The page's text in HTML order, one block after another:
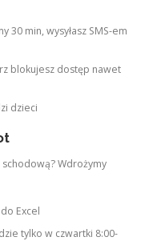
30 min, wysyłasz SMS-em
blokujesz dostęp nawet
dzieci
Wdrożymy
Excel
tylko w czwartki 8:00-